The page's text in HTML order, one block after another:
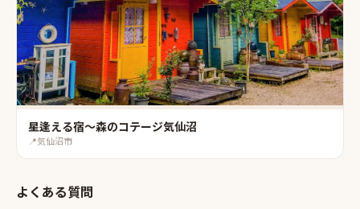
星逢える宿〜森のコテージ気仙沼
📍気仙沼市
よくある質問